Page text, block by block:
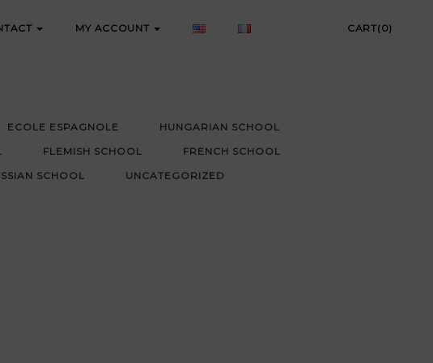
MY ACCOUNT CART(0)
ECOLE ESPAGNOLE
HUNGARIAN SCHOOL
FLEMISH SCHOOL
FRENCH SCHOOL
SCHOOL UNCATEGORIZED